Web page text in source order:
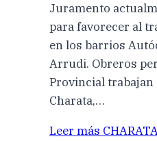
Juramento
para favorecer al
en los barrios
Arrudi. Obreros
Provincial trabajan
Charata,…
Leer más